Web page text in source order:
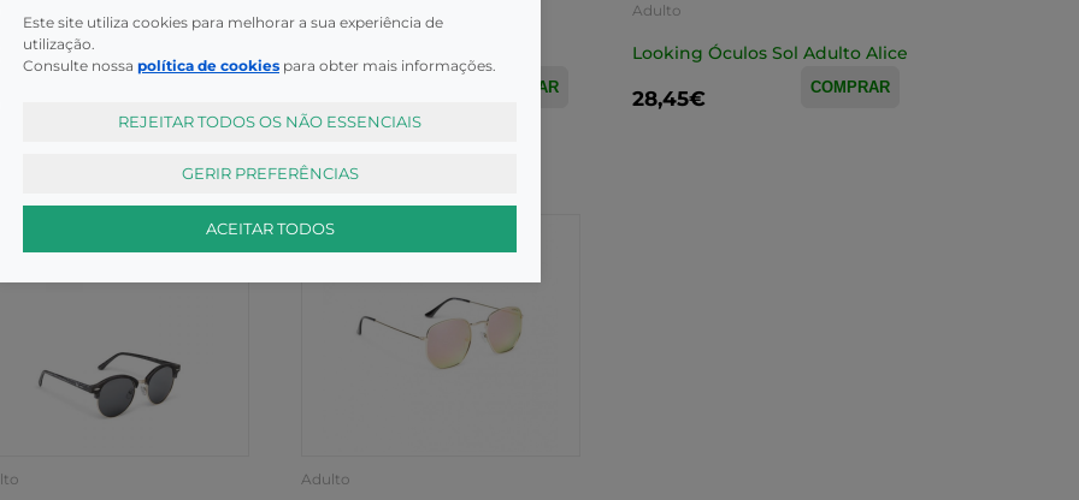
Loring Sol Osborne
gris
Chiara
COMPRAR
Adulto
Looking Óculos Sol Adulto Alice
28,45€ COMPRAR
Adulto
Este site utiliza cookies para melhorar a sua experiência de
utilização.
Consulte nossa política de cookies para obter mais informações.
REJEITAR TODOS OS NÃO ESSENCIAIS
GERIR PREFERÊNCIAS
ACEITAR TODOS